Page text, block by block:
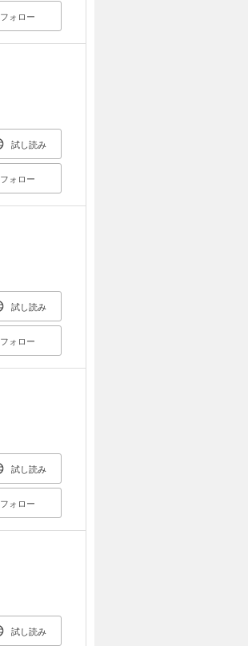
フォロー
試し読み
フォロー
試し読み
フォロー
試し読み
フォロー
試し読み